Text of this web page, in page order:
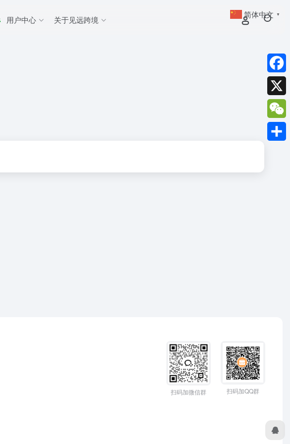
用户中心 关于见远跨境
扫码加微信群 扫码加QQ群
X
简体中文 ▼